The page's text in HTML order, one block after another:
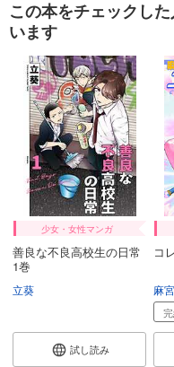
この本をチェックし
います
少女・女性マンガ
善良な不良高校生の日常
1巻
立葵
試し読み
コ
麻